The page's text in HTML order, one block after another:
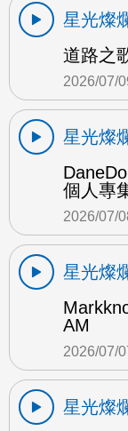
星光燦
道路之
2026/07/
星光燦
個人專
2026/07/
星光燦
AM
2026/07/
星光燦